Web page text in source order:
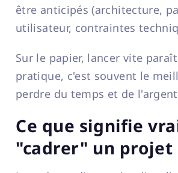
être anticipés (architecture,
utilisateur, contraintes
Sur le papier, lancer vite
pratique, c'est souvent le
perdre du temps et de
Ce que signifie
"cadrer" un